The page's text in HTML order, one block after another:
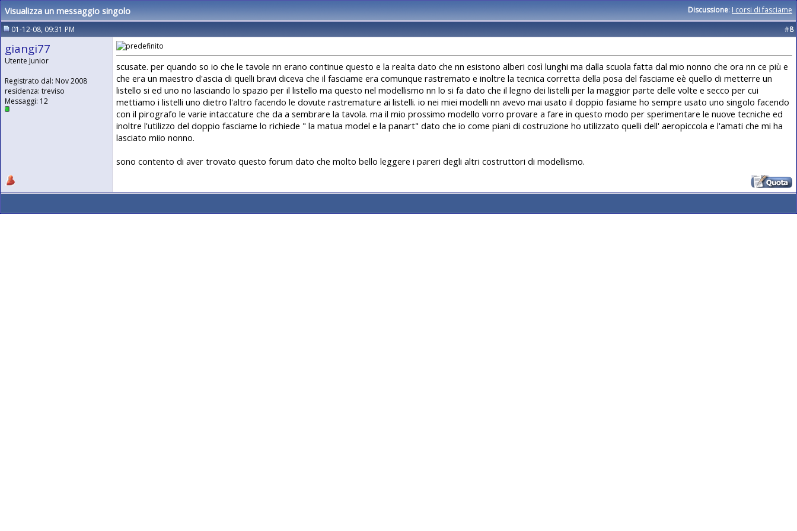
Discussione: I corsi di fasciame
Visualizza un messaggio singolo
01-12-08, 09:31 PM #8
giangi77
Utente Junior
Registrato dal: Nov 2008
residenza: treviso
Messaggi: 12
scusate. per quando so io che le tavole nn erano continue questo e la realta dato che nn esistono alberi così lunghi ma dalla scuola fatta dal mio nonno che ora nn ce più e
che era un maestro d'ascia di quelli bravi diceva che il fasciame era comunque rastremato e inoltre la tecnica corretta della posa del fasciame eè quello di metterre un
listello si ed uno no lasciando lo spazio per il listello ma questo nel modellismo nn lo si fa dato che il legno dei listelli per la maggior parte delle volte e secco per cui
mettiamo i listelli uno dietro l'altro facendo le dovute rastremature ai listelli. io nei miei modelli nn avevo mai usato il doppio fasiame ho sempre usato uno singolo facendo
con il pirografo le varie intaccature che da a sembrare la tavola. ma il mio prossimo modello vorro provare a fare in questo modo per sperimentare le nuove tecniche ed
inoltre l'utilizzo del doppio fasciame lo richiede " la matua model e la panart" dato che io come piani di costruzione ho utilizzato quelli dell' aeropiccola e l'amati che mi ha
lasciato miio nonno.
sono contento di aver trovato questo forum dato che molto bello leggere i pareri degli altri costruttori di modellismo.